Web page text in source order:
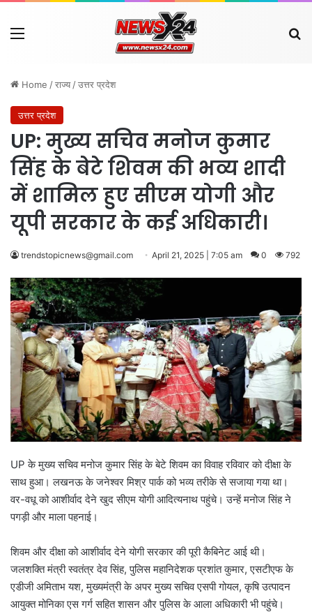
Menu
Home /राज्य /उत्तर प्रदेश
उत्तर प्रदेश
UP: मुख्य सचिव मनोज कुमार
सिंह के बेटे शिवम की भव्य शादी
में शामिल हुए सीएम योगी और
यूपी सरकार के कई अधिकारी।
trendstopicnews@gmail.com April 21, 2025 | 7:05 am 0 792
UP के मुख्य सचिव मनोज कुमार सिंह के बेटे शिवम का विवाह रविवार को दीक्षा के
साथ हुआ। लखनऊ के जनेश्वर मिश्र पार्क को भव्य तरीके से सजाया गया था।
वर-वधू को आशीर्वाद देने खुद सीएम योगी आदित्यनाथ पहुंचे। उन्हें मनोज सिंह ने
पगड़ी और माला पहनाई।
शिवम और दीक्षा को आशीर्वाद देने योगी सरकार की पूरी कैबिनेट आई थी।
जलशक्ति मंत्री स्वतंत्र देव सिंह, पुलिस महानिदेशक प्रशांत कुमार, एसटीएफ के
एडीजी अमिताभ यश, मुख्यमंत्री के अपर मुख्य सचिव एसपी गोयल, कृषि उत्पादन
आयुक्त मोनिका एस गर्ग सहित शासन और पुलिस के आला अधिकारी भी पहुंचे।